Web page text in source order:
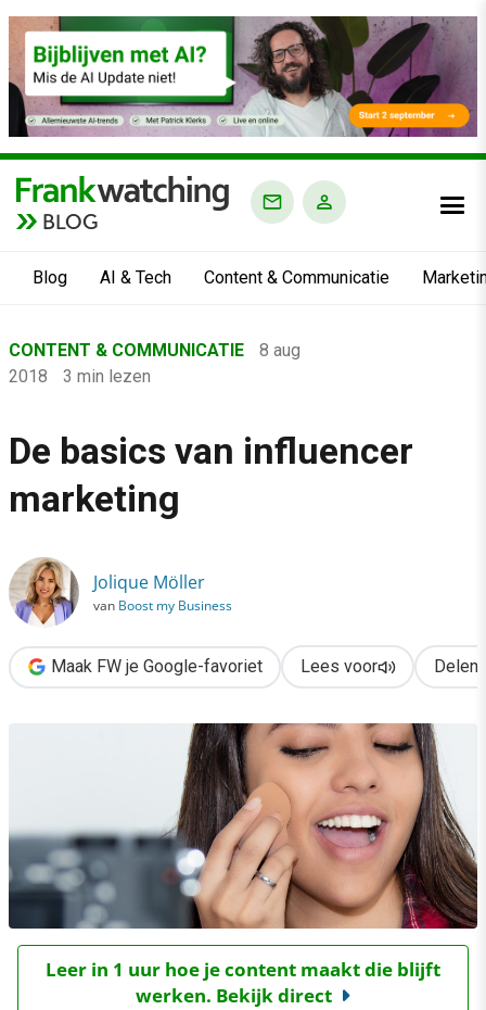
BLOG
Blog AI & Tech Content & Communicatie
›
Content & Communicatie
›
CONTENT & COMMUNICATIE
8 aug
2018
3 min lezen
De basics van influencer
marketing
Jolique Möller
van Boost my Business
Maak FW je Google-favoriet Lees voor Delen
Leer in 1 uur hoe je content maakt die blijft
werken. Bekijk direct